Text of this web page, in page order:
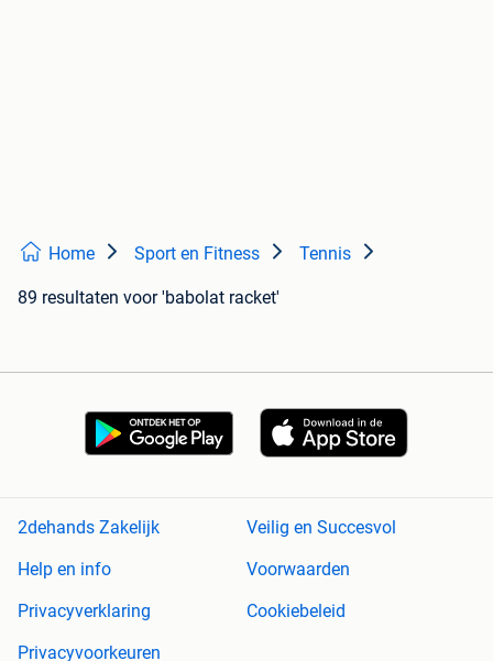
Home Sport en Fitness Tennis
89 resultaten voor 'babolat racket'
2dehands Zakelijk
Veilig en Succesvol
Help en info
Voorwaarden
Privacyverklaring
Cookiebeleid
Privacyvoorkeuren